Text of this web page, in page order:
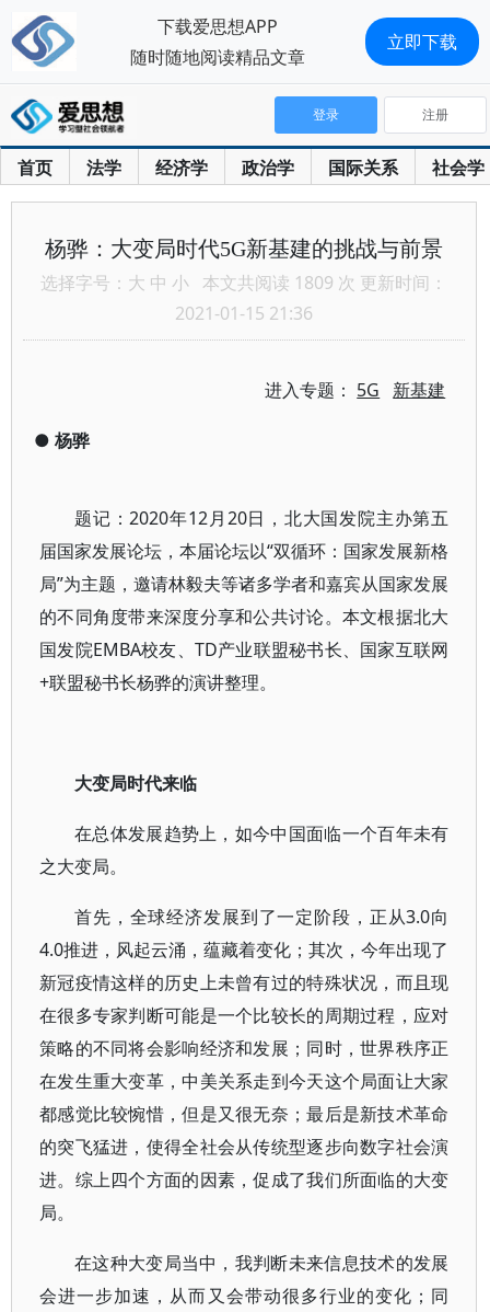
首页 法学 经济学 政治学 国际关系 社会学
登录 注册
杨骅：大变局时代5G新基建的挑战与前景
选择字号： 大 中 小 本文共阅读 1809 次 更新时间：
2021-01-15 21:36
进入专题： 5G 新基建
● 杨骅
题记：2020年12月20日，北大国发院主办第五
届国家发展论坛，本届论坛以“双循环：国家发展新格
局”为主题，邀请林毅夫等诸多学者和嘉宾从国家发展
的不同角度带来深度分享和公共讨论。本文根据北大
国发院EMBA校友、TD产业联盟秘书长、国家互联网
+联盟秘书长杨骅的演讲整理。
大变局时代来临
在总体发展趋势上，如今中国面临一个百年未有
之大变局。
首先，全球经济发展到了一定阶段，正从3.0向
4.0推进，风起云涌，蕴藏着变化；其次，今年出现了
新冠疫情这样的历史上未曾有过的特殊状况，而且现
在很多专家判断可能是一个比较长的周期过程，应对
策略的不同将会影响经济和发展；同时，世界秩序正
在发生重大变革，中美关系走到今天这个局面让大家
都感觉比较惋惜，但是又很无奈；最后是新技术革命
的突飞猛进，使得全社会从传统型逐步向数字社会演
进。综上四个方面的因素，促成了我们所面临的大变
局。
在这种大变局当中，我判断未来信息技术的发展
会进一步加速，从而又会带动很多行业的变化；同
下载爱思想APP
随时随地阅读精品文章
立即下载